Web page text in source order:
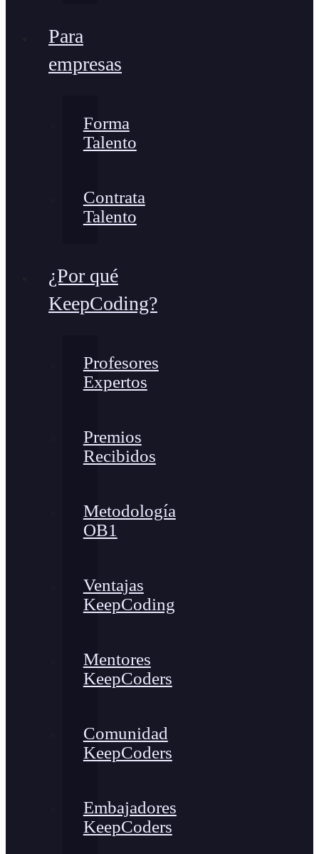
Para
empresas
Forma
Talento
Contrata
Talento
¿Por qué
KeepCoding?
Profesores
Expertos
Premios
Recibidos
Metodología
OB1
Ventajas
KeepCoding
Mentores
KeepCoders
Comunidad
KeepCoders
Embajadores
KeepCoders